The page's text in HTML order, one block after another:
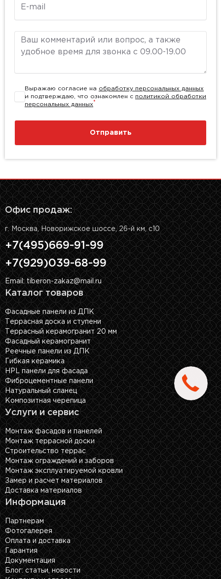
Комментарий
Выражаю согласие на обработку персональных данных
и подтверждаю, что ознакомлен с политикой обработки
персональных данных*
Отправить
Офис продаж:
г. Москва, Новорижское шоссе, 26-й км, с10
+7(495)669-91-99
+7(929)039-68-99
Email: tiberon-zakaz@mail.ru
Каталог товаров
Фасадные панели из ДПК
Террасная доска и ступени
Террасный керамогранит 20 мм
Фасадный керамогранит
Реечные панели из ДПК
Гибкая керамика
HPL панели для фасада
Фиброцементные панели
Натуральный сланец
Композитная черепица
Услуги и сервис
Монтаж фасадов и панелей
Монтаж террасной доски
Строительство террас
Монтаж ограждений и заборов
Монтаж эксплуатируемой кровли
Замер и расчет материалов
Доставка материалов
Информация
Партнерам
Фотогалерея
Оплата и доставка
Гарантия
Документация
Блог: cтатьи, новости